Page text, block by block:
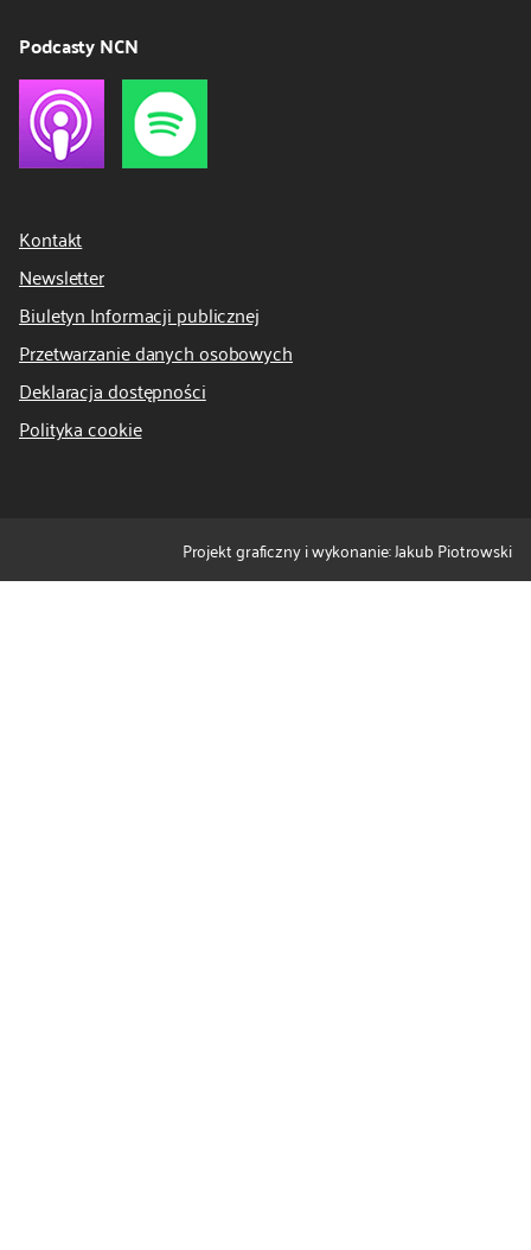
Podcasty NCN
Kontakt
Newsletter
Biuletyn Informacji publicznej
Przetwarzanie danych osobowych
Deklaracja dostępności
Polityka cookie
Projekt graficzny i wykonanie: Jakub Piotrowski